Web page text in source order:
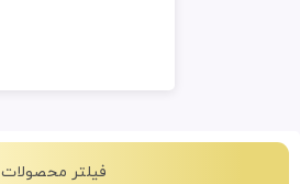
فیلتر محصولات